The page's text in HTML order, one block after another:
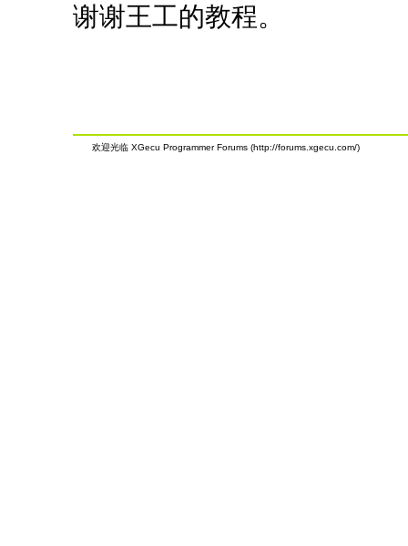
谢谢王工的教程。
欢迎光临 XGecu Programmer Forums (http://forums.xgecu.com/)